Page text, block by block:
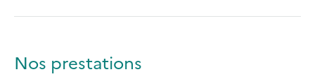
Nos prestations